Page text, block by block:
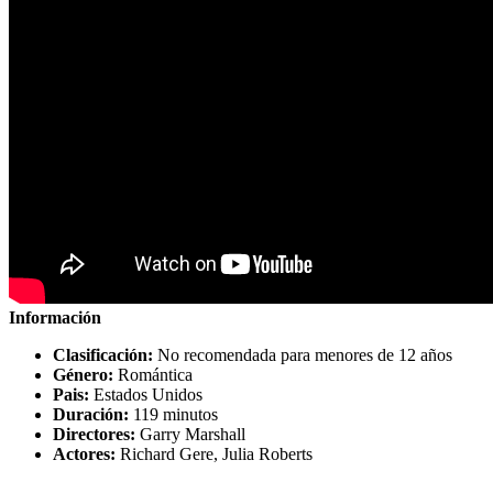
Información
Clasificación: No recomendada para menores de 12 años
Género: Romántica
Pais: Estados Unidos
Duración: 119 minutos
Directores: Garry Marshall
Actores: Richard Gere, Julia Roberts